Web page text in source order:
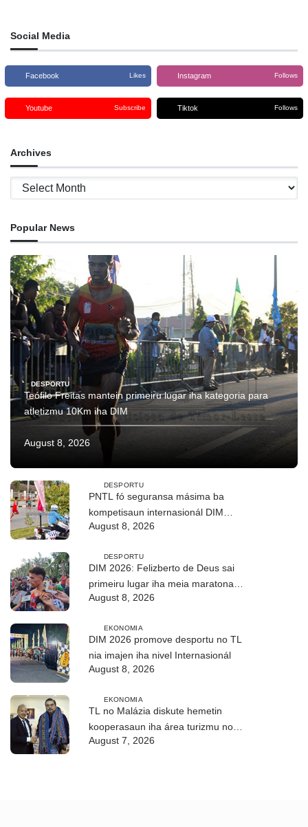
Social Media
Facebook Likes Instagram Follows
Youtube Subscribe Tiktok Follows
Archives
Archives
Popular News
DESPORTU
Teófilo Freitas mantein primeiru lugar iha kategoria para
atletizmu 10Km iha DIM
August 8, 2026
DESPORTU
PNTL fó seguransa másima ba
kompetisaun internasionál DIM
2026
August 8, 2026
DESPORTU
DIM 2026: Felizberto de Deus sai
primeiru lugar iha meia maratona
kilómetru 21
August 8, 2026
EKONOMIA
DIM 2026 promove desportu no TL
nia imajen iha nivel Internasionál
August 8, 2026
EKONOMIA
TL no Malázia diskute hemetin
kooperasaun iha área turizmu no
edukasaun
August 7, 2026